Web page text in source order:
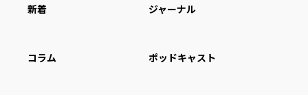
新着 ジャーナル
コラム ポッドキャスト